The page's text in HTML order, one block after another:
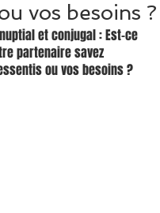
vos besoins ?
et conjugal : Est-ce
partenaire savez
ou vos besoins ?